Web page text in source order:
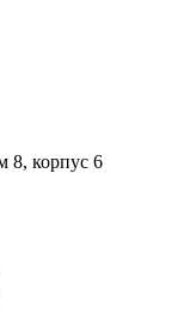
8, корпус 6